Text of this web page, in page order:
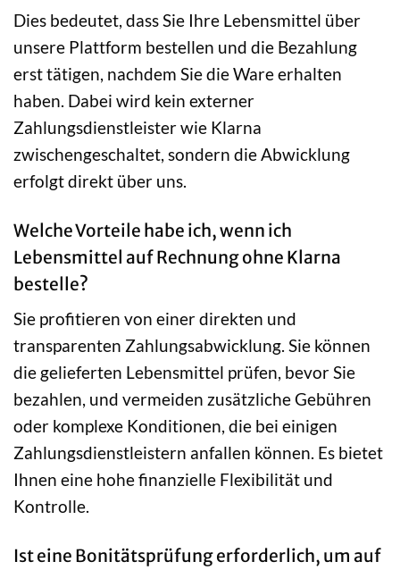
Dies bedeutet, dass Sie Ihre Lebensmittel über
unsere Plattform bestellen und die Bezahlung
erst tätigen, nachdem Sie die Ware erhalten
haben. Dabei wird kein externer
Zahlungsdienstleister wie Klarna
zwischengeschaltet, sondern die Abwicklung
erfolgt direkt über uns.
Welche Vorteile habe ich, wenn ich
Lebensmittel auf Rechnung ohne Klarna
bestelle?
Sie profitieren von einer direkten und
transparenten Zahlungsabwicklung. Sie können
die gelieferten Lebensmittel prüfen, bevor Sie
bezahlen, und vermeiden zusätzliche Gebühren
oder komplexe Konditionen, die bei einigen
Zahlungsdienstleistern anfallen können. Es bietet
Ihnen eine hohe finanzielle Flexibilität und
Kontrolle.
Ist eine Bonitätsprüfung erforderlich, um auf